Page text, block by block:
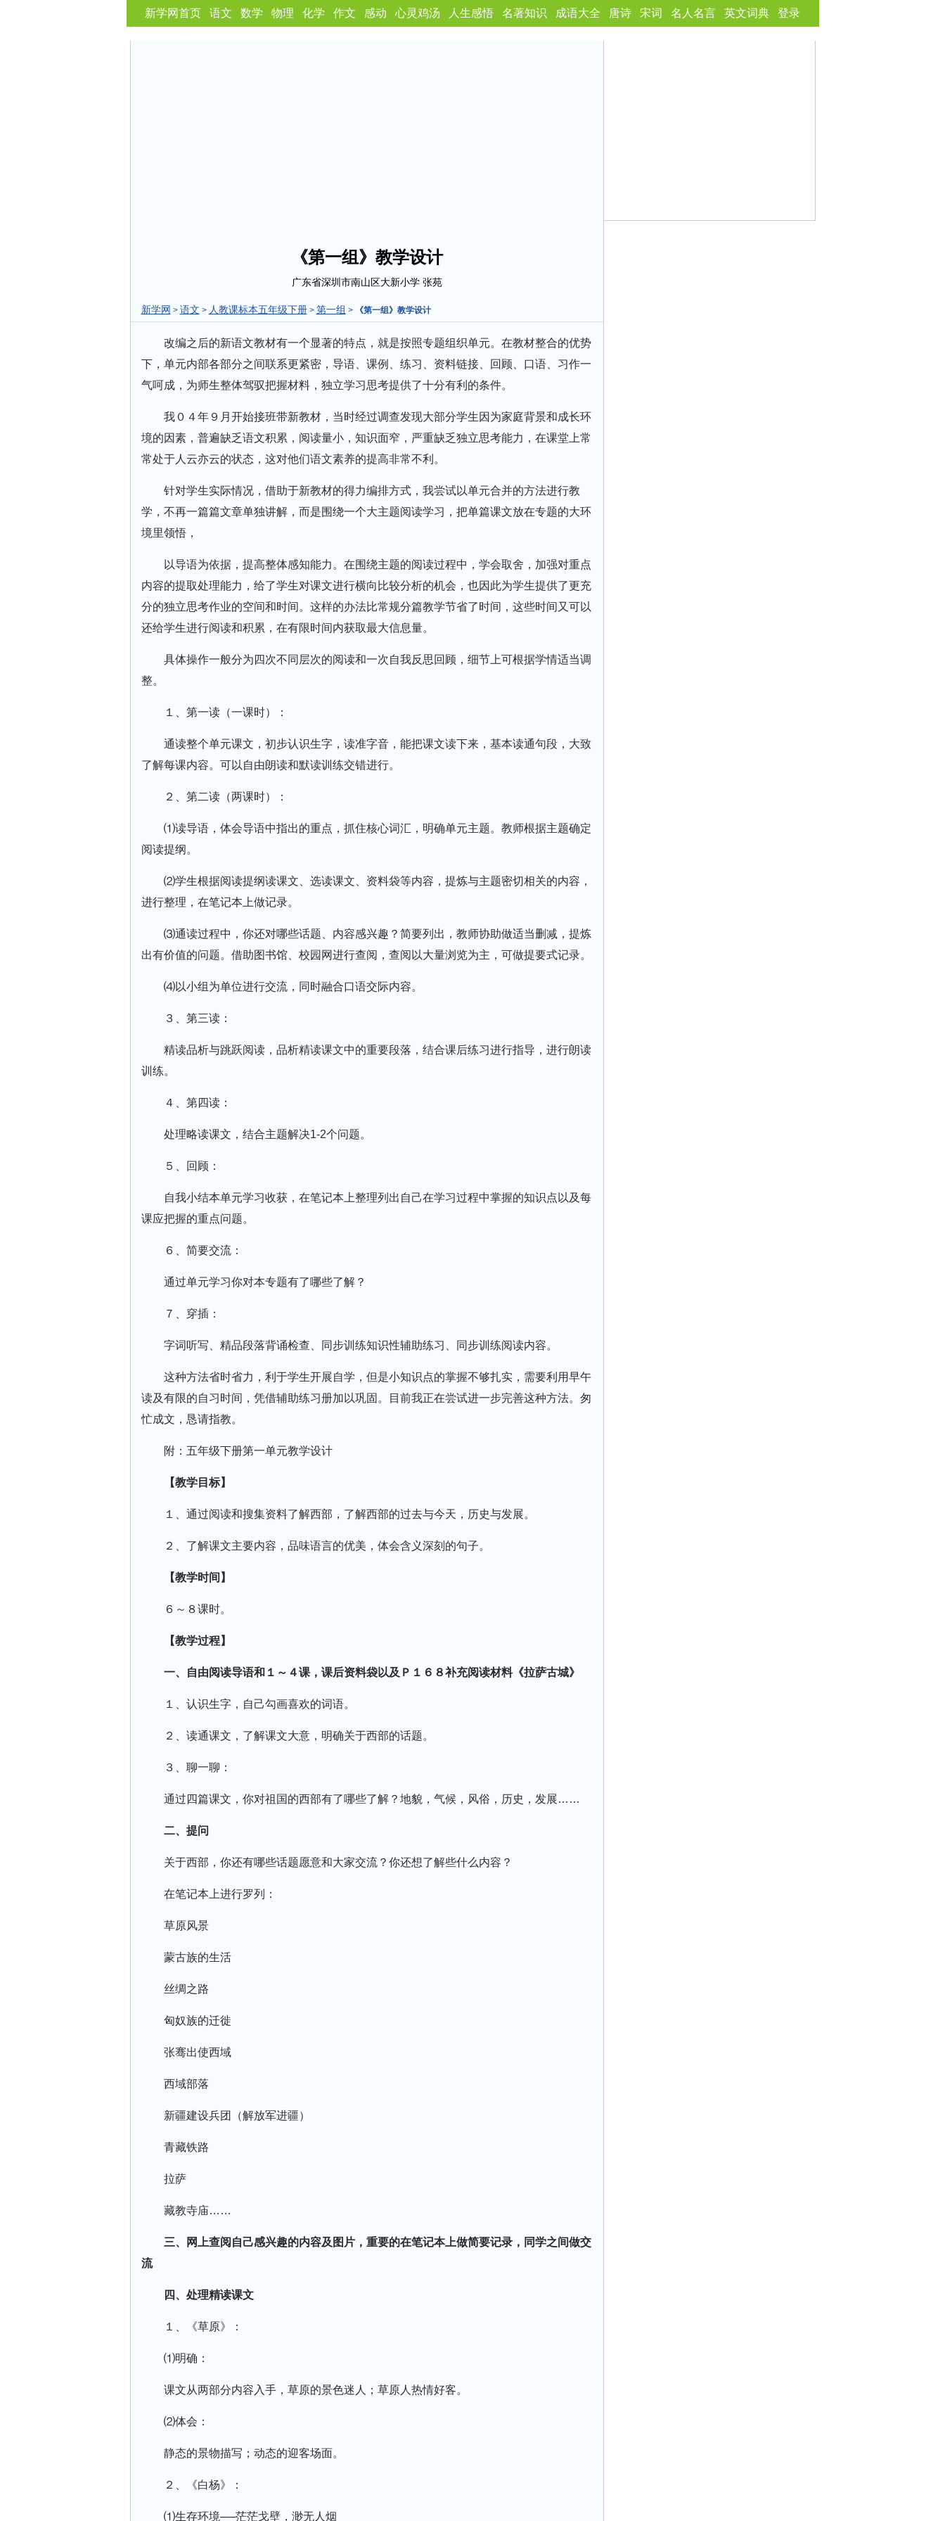
新学网首页 语文 数学 物理 化学 作文 感动 心灵鸡汤 人生感悟 名著知识 成语大全 唐诗 宋词 名人名言 英文词典 登录
《第一组》教学设计
广东省深圳市南山区大新小学 张苑
新学网 > 语文 > 人教课标本五年级下册> 第一组 > 《第一组》教学设计
改编之后的新语文教材有一个显著的特点，就是按照专题组织单元。在教材整合的优势
下，单元内部各部分之间联系更紧密，导语、课例、练习、资料链接、回顾、口语、习作一
气呵成，为师生整体驾驭把握材料，独立学习思考提供了十分有利的条件。
我０４年９月开始接班带新教材，当时经过调查发现大部分学生因为家庭背景和成长环
境的因素，普遍缺乏语文积累，阅读量小，知识面窄，严重缺乏独立思考能力，在课堂上常
常处于人云亦云的状态，这对他们语文素养的提高非常不利。
针对学生实际情况，借助于新教材的得力编排方式，我尝试以单元合并的方法进行教
学，不再一篇篇文章单独讲解，而是围绕一个大主题阅读学习，把单篇课文放在专题的大环
境里领悟，
以导语为依据，提高整体感知能力。在围绕主题的阅读过程中，学会取舍，加强对重点
内容的提取处理能力，给了学生对课文进行横向比较分析的机会，也因此为学生提供了更充
分的独立思考作业的空间和时间。这样的办法比常规分篇教学节省了时间，这些时间又可以
还给学生进行阅读和积累，在有限时间内获取最大信息量。
具体操作一般分为四次不同层次的阅读和一次自我反思回顾，细节上可根据学情适当调
整。
１、第一读（一课时）：
通读整个单元课文，初步认识生字，读准字音，能把课文读下来，基本读通句段，大致
了解每课内容。可以自由朗读和默读训练交错进行。
２、第二读（两课时）：
⑴读导语，体会导语中指出的重点，抓住核心词汇，明确单元主题。教师根据主题确定
阅读提纲。
⑵学生根据阅读提纲读课文、选读课文、资料袋等内容，提炼与主题密切相关的内容，
进行整理，在笔记本上做记录。
⑶通读过程中，你还对哪些话题、内容感兴趣？简要列出，教师协助做适当删减，提炼
出有价值的问题。借助图书馆、校园网进行查阅，查阅以大量浏览为主，可做提要式记录。
⑷以小组为单位进行交流，同时融合口语交际内容。
３、第三读：
精读品析与跳跃阅读，品析精读课文中的重要段落，结合课后练习进行指导，进行朗读
训练。
４、第四读：
处理略读课文，结合主题解决1-2个问题。
５、回顾：
自我小结本单元学习收获，在笔记本上整理列出自己在学习过程中掌握的知识点以及每
课应把握的重点问题。
６、简要交流：
通过单元学习你对本专题有了哪些了解？
７、穿插：
字词听写、精品段落背诵检查、同步训练知识性辅助练习、同步训练阅读内容。
这种方法省时省力，利于学生开展自学，但是小知识点的掌握不够扎实，需要利用早午
读及有限的自习时间，凭借辅助练习册加以巩固。目前我正在尝试进一步完善这种方法。匆
忙成文，恳请指教。
附：五年级下册第一单元教学设计
【教学目标】
１、通过阅读和搜集资料了解西部，了解西部的过去与今天，历史与发展。
２、了解课文主要内容，品味语言的优美，体会含义深刻的句子。
【教学时间】
６～８课时。
【教学过程】
一、自由阅读导语和１～４课，课后资料袋以及Ｐ１６８补充阅读材料《拉萨古城》
１、认识生字，自己勾画喜欢的词语。
２、读通课文，了解课文大意，明确关于西部的话题。
３、聊一聊：
通过四篇课文，你对祖国的西部有了哪些了解？地貌，气候，风俗，历史，发展……
二、提问
关于西部，你还有哪些话题愿意和大家交流？你还想了解些什么内容？
在笔记本上进行罗列：
草原风景
蒙古族的生活
丝绸之路
匈奴族的迁徙
张骞出使西域
西域部落
新疆建设兵团（解放军进疆）
青藏铁路
拉萨
藏教寺庙……
三、网上查阅自己感兴趣的内容及图片，重要的在笔记本上做简要记录，同学之间做交
流
四、处理精读课文
１、《草原》：
⑴明确：
课文从两部分内容入手，草原的景色迷人；草原人热情好客。
⑵体会：
静态的景物描写；动态的迎客场面。
２、《白杨》：
⑴生存环境──茫茫戈壁，渺无人烟